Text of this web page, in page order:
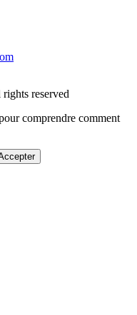
reserved
comprendre comment